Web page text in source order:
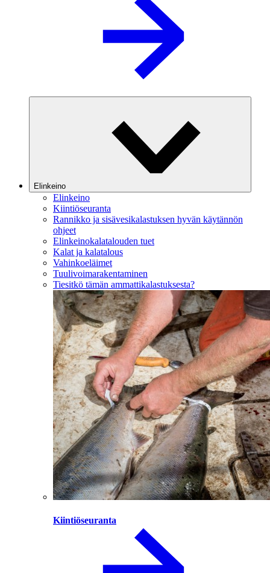
Elinkeino
Elinkeino
Kiintiöseuranta
Rannikko ja sisävesikalastuksen hyvän käytännön
ohjeet
Elinkeinokalatalouden tuet
Kalat ja kalatalous
Vahinkoeläimet
Tuulivoimarakentaminen
Tiesitkö tämän ammattikalastuksesta?
Kiintiöseuranta